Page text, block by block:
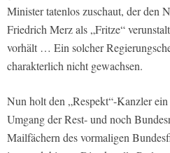
Minister tatenlos zuschaut, der den
Friedrich Merz als „Fritze“
vorhält … Ein solcher
charakterlich nicht gewachsen.
Nun holt den „Respekt“-Kanzler
Umgang der Rest- und noch
Mailfächern des vormaligen